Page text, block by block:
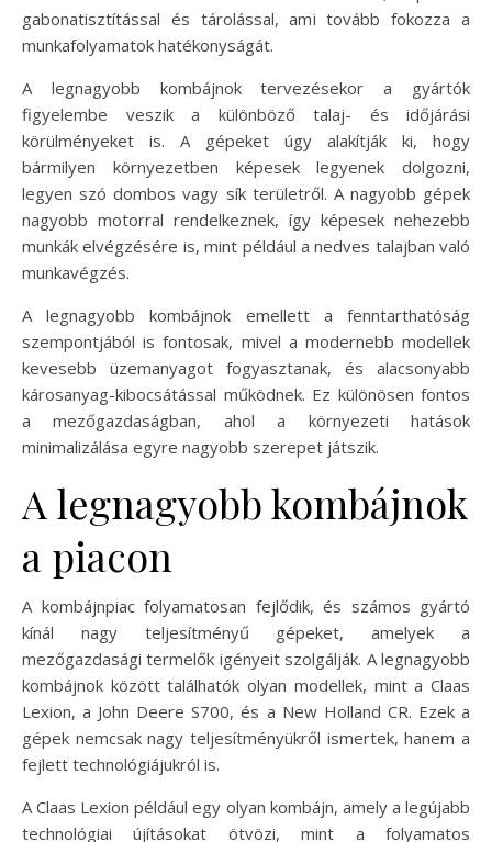
gabonatisztítással és tárolással, ami tovább fokozza a
munkafolyamatok hatékonyságát.
A legnagyobb kombájnok tervezésekor a gyártók
figyelembe veszik a különböző talaj- és időjárási
körülményeket is. A gépeket úgy alakítják ki, hogy
bármilyen környezetben képesek legyenek dolgozni,
legyen szó dombos vagy sík területről. A nagyobb gépek
nagyobb motorral rendelkeznek, így képesek nehezebb
munkák elvégzésére is, mint például a nedves talajban való
munkavégzés.
A legnagyobb kombájnok emellett a fenntarthatóság
szempontjából is fontosak, mivel a modernebb modellek
kevesebb üzemanyagot fogyasztanak, és alacsonyabb
károsanyag-kibocsátással működnek. Ez különösen fontos
a mezőgazdaságban, ahol a környezeti hatások
minimalizálása egyre nagyobb szerepet játszik.
A legnagyobb kombájnok
a piacon
A kombájnpiac folyamatosan fejlődik, és számos gyártó
kínál nagy teljesítményű gépeket, amelyek a
mezőgazdasági termelők igényeit szolgálják. A legnagyobb
kombájnok között találhatók olyan modellek, mint a Claas
Lexion, a John Deere S700, és a New Holland CR. Ezek a
gépek nemcsak nagy teljesítményükről ismertek, hanem a
fejlett technológiájukról is.
A Claas Lexion például egy olyan kombájn, amely a legújabb
technológiai újításokat ötvözi, mint a folyamatos